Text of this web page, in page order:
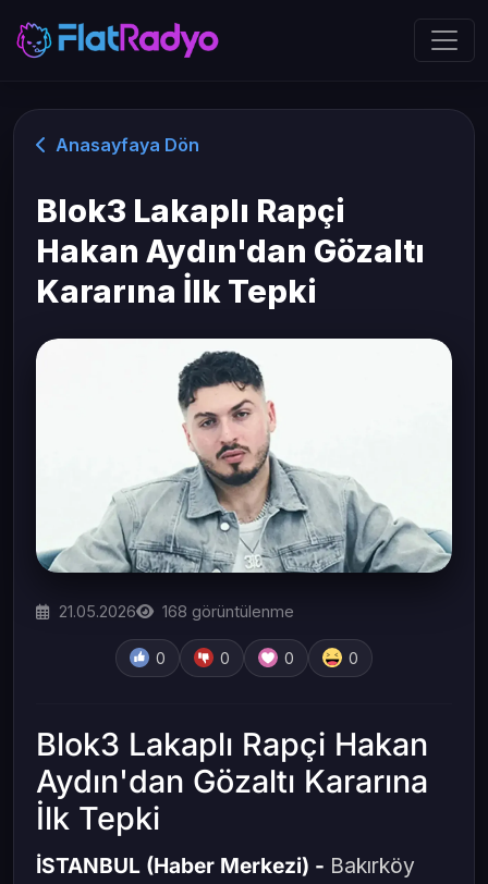
Anasayfaya Dön
Blok3 Lakaplı Rapçi
Hakan Aydın'dan Gözaltı
Kararına İlk Tepki
21.05.2026 168 görüntülenme
0 0 0 0
Blok3 Lakaplı Rapçi Hakan
Aydın'dan Gözaltı Kararına
İlk Tepki
İSTANBUL (Haber Merkezi) - Bakırköy